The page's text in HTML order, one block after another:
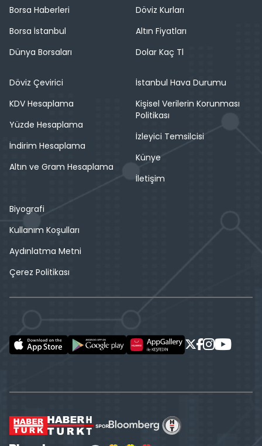
Borsa Haberleri
Borsa İstanbul
Dünya Borsaları
Döviz Kurları
Altın Fiyatları
Dolar Kaç Tl
Döviz Çevirici
KDV Hesaplama
Yüzde Hesaplama
İndirim Hesaplama
Altın ve Gram Hesaplama
İstanbul Hava Durumu
Kişisel Verilerin Korunması
Politikası
İzleyici Temsilcisi
Künye
İletişim
Biyografi
Kullanım Koşulları
Aydınlatma Metni
Çerez Politikası